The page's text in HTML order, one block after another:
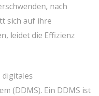
nach
sich auf ihre
leidet die Effizienz
digitales
(DDMS). Ein DDMS ist